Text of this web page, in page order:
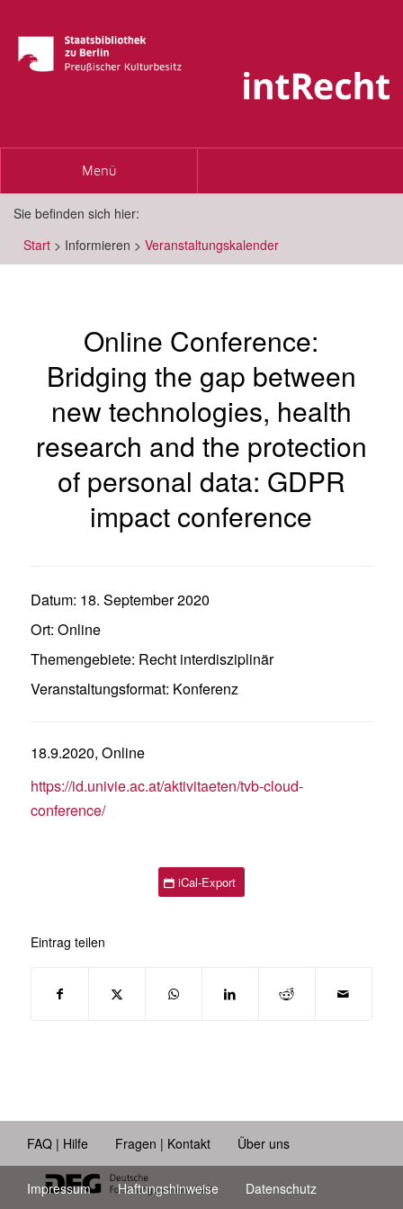
Toggle
Menü
Sie befinden sich hier:
Start > Informieren > Veranstaltungskalender
Online Conference:
Bridging the gap between
new technologies, health
research and the protection
of personal data: GDPR
impact conference
Datum: 18. September 2020
Ort: Online
Themengebiete: Recht interdisziplinär
Veranstaltungsformat: Konferenz
18.9.2020, Online
https://id.univie.ac.at/aktivitaeten/tvb-cloud-
conference/
iCal-Export
Eintrag teilen
FAQ | Hilfe Fragen | Kontakt Über uns
Impressum Haftungshinweise Datenschutz